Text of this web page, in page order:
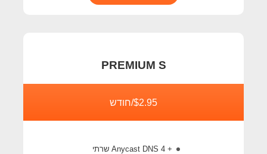
PREMIUM S
$2.95/חודש
+ 4 Anycast DNS שרתי